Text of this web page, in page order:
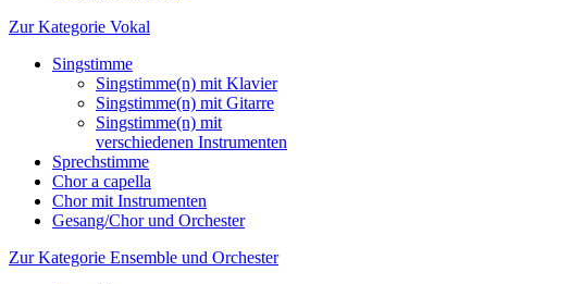
Zur Kategorie Vokal
Singstimme
Singstimme(n) mit Klavier
Singstimme(n) mit Gitarre
Singstimme(n) mit
verschiedenen Instrumenten
Sprechstimme
Chor a capella
Chor mit Instrumenten
Gesang/Chor und Orchester
Zur Kategorie Ensemble und Orchester